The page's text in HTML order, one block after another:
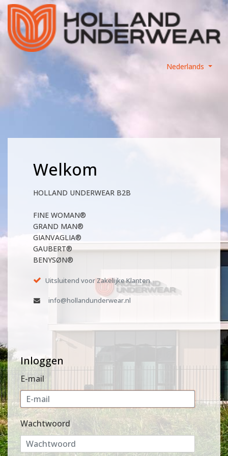
Nederlands
Welkom
HOLLAND UNDERWEAR B2B
FINE WOMAN®
GRAND MAN®
GIANVAGLIA®
GAUBERT®
BENYSØN®
Uitsluitend voor Zakelijke Klanten
info@hollandunderwear.nl
Inloggen
E-mail
Wachtwoord